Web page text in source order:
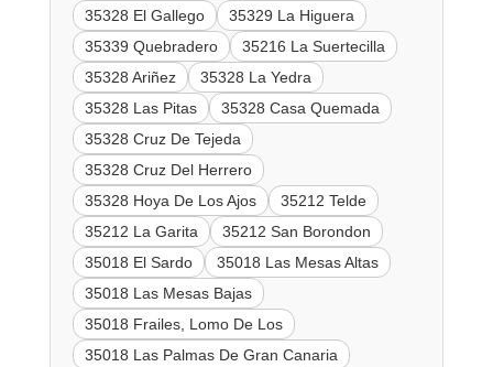
35328 El Gallego
35329 La Higuera
35339 Quebradero
35216 La Suertecilla
35328 Ariñez
35328 La Yedra
35328 Las Pitas
35328 Casa Quemada
35328 Cruz De Tejeda
35328 Cruz Del Herrero
35328 Hoya De Los Ajos
35212 Telde
35212 La Garita
35212 San Borondon
35018 El Sardo
35018 Las Mesas Altas
35018 Las Mesas Bajas
35018 Frailes, Lomo De Los
35018 Las Palmas De Gran Canaria